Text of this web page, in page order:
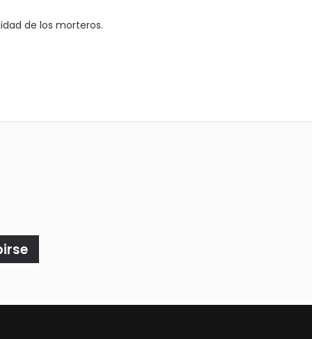
de los morteros.